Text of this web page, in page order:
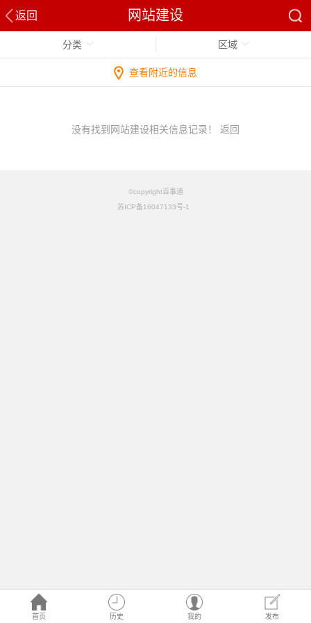
返回 网站建设
首页 历史 我的 发布
分类 区域
查看附近的信息
没有找到网站建设相关信息记录！ 返回
©copyright百事通
苏ICP备16047133号-1